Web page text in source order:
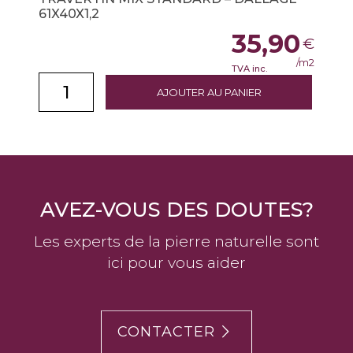
61X40X1,2
AJOUTER AU PANIER
35,90€
TVA inc. /m2
AVEZ-VOUS DES DOUTES?
Les experts de la pierre naturelle sont
ici pour vous aider
CONTACTER